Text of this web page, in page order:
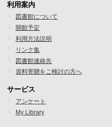
フ
ッ
タ
ー
メ
ニ
ュ
利用案内
図書館について
開館予定
利用方法説明
リンク集
図書館連絡先
資料寄贈をご検討の方へ
サービス
アンケート
My Library